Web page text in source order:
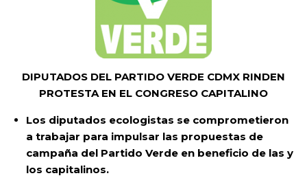
DIPUTADOS DEL PARTIDO VERDE CDMX RINDEN
PROTESTA EN EL CONGRESO CAPITALINO
Los diputados ecologistas se comprometieron
a trabajar para impulsar las propuestas de
campaña del Partido Verde en beneficio de las y
los capitalinos.